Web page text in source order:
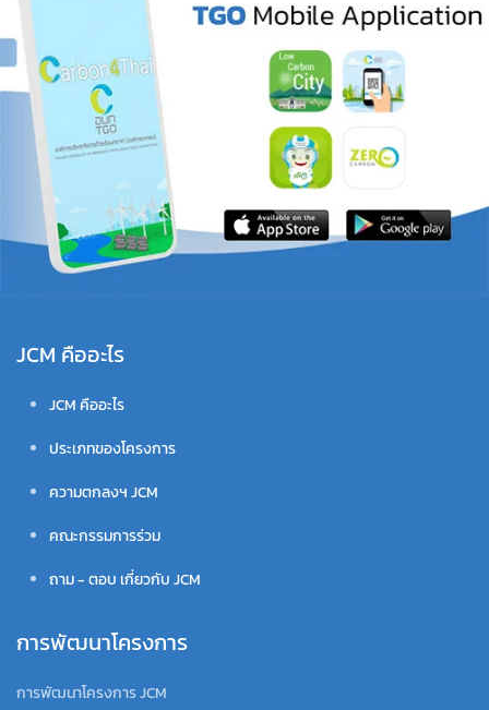
JCM คืออะไร
JCM คืออะไร
ประเภทของโครงการ
ความตกลงฯ JCM
คณะกรรมการร่วม
ถาม - ตอบ เกี่ยวกับ JCM
การพัฒนาโครงการ
การพัฒนาโครงการ JCM